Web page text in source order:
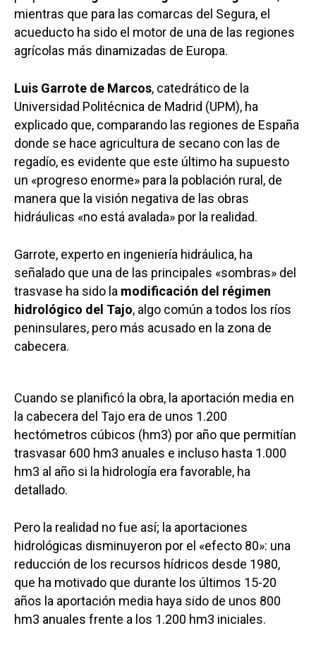
mientras que para las comarcas del Segura, el
acueducto ha sido el motor de una de las regiones
agrícolas más dinamizadas de Europa.
Luis Garrote de Marcos, catedrático de la
Universidad Politécnica de Madrid (UPM), ha
explicado que, comparando las regiones de España
donde se hace agricultura de secano con las de
regadío, es evidente que este último ha supuesto
un «progreso enorme» para la población rural, de
manera que la visión negativa de las obras
hidráulicas «no está avalada» por la realidad.
Garrote, experto en ingeniería hidráulica, ha
señalado que una de las principales «sombras» del
trasvase ha sido la modificación del régimen
hidrológico del Tajo, algo común a todos los ríos
peninsulares, pero más acusado en la zona de
cabecera.
Cuando se planificó la obra, la aportación media en
la cabecera del Tajo era de unos 1.200
hectómetros cúbicos (hm3) por año que permitían
trasvasar 600 hm3 anuales e incluso hasta 1.000
hm3 al año si la hidrología era favorable, ha
detallado.
Pero la realidad no fue así; la aportaciones
hidrológicas disminuyeron por el «efecto 80»: una
reducción de los recursos hídricos desde 1980,
que ha motivado que durante los últimos 15-20
años la aportación media haya sido de unos 800
hm3 anuales frente a los 1.200 hm3 iniciales.